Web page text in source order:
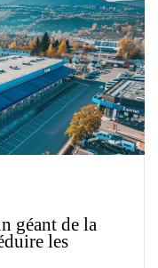
géant de la
les